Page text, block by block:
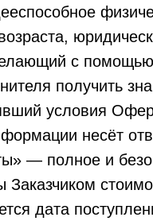
с помощью
получить
условия
несёт
— полное и
дата